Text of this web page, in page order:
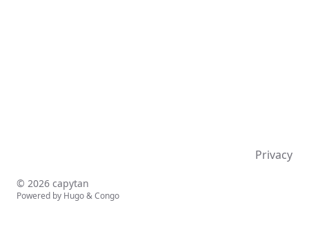
Privacy
© 2026 capytan
Powered by Hugo&Congo